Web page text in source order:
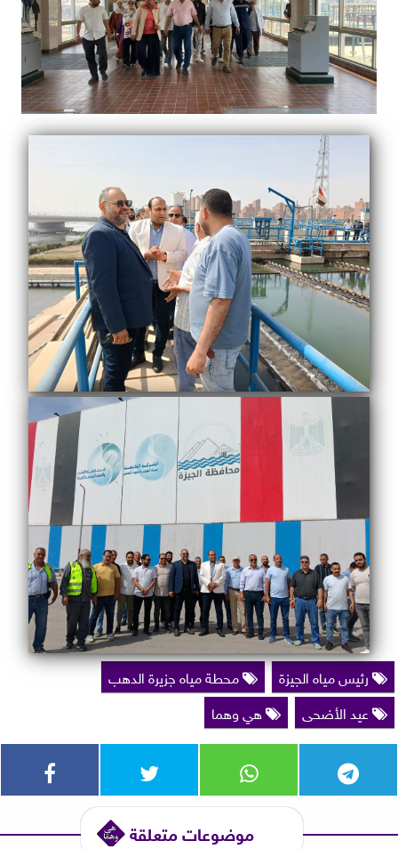
رئيس مياه الجيزة
محطة مياه جزيرة الدهب
عيد الأضحى
هي وهما
موضوعات متعلقة